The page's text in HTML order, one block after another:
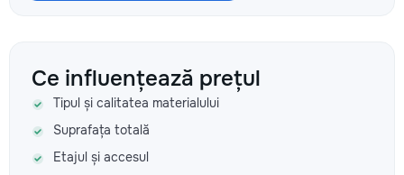
Ce influențează prețul
Tipul și calitatea materialului
Suprafața totală
Etajul și accesul